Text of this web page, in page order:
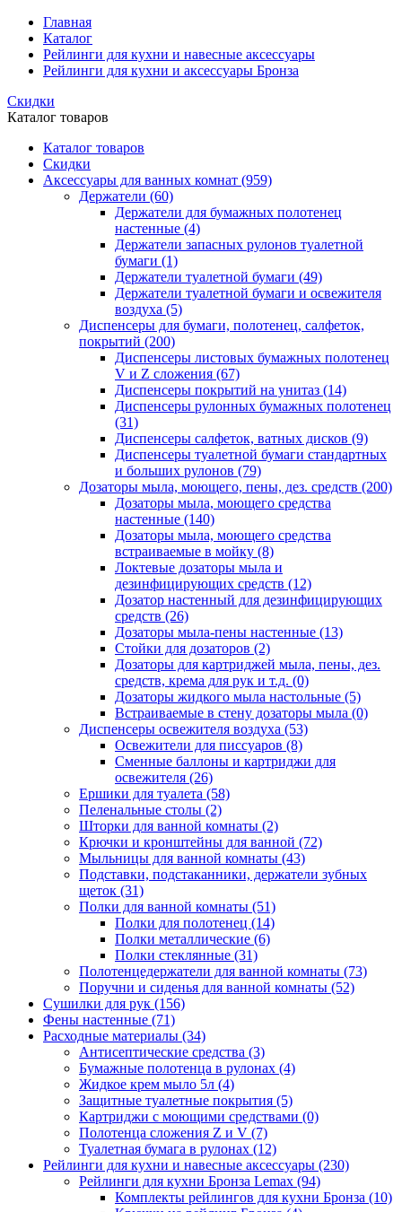
Главная
Каталог
Рейлинги для кухни и навесные аксессуары
Рейлинги для кухни и аксессуары Бронза
Скидки
Каталог товаров
Каталог товаров
Скидки
Аксессуары для ванных комнат (959)
Держатели (60)
Держатели для бумажных полотенец
настенные (4)
Держатели запасных рулонов туалетной
бумаги (1)
Держатели туалетной бумаги (49)
Держатели туалетной бумаги и освежителя
воздуха (5)
Диспенсеры для бумаги, полотенец, салфеток,
покрытий (200)
Диспенсеры листовых бумажных полотенец
V и Z сложения (67)
Диспенсеры покрытий на унитаз (14)
Диспенсеры рулонных бумажных полотенец
(31)
Диспенсеры салфеток, ватных дисков (9)
Диспенсеры туалетной бумаги стандартных
и больших рулонов (79)
Дозаторы мыла, моющего, пены, дез. средств (200)
Дозаторы мыла, моющего средства
настенные (140)
Дозаторы мыла, моющего средства
встраиваемые в мойку (8)
Локтевые дозаторы мыла и
дезинфицирующих средств (12)
Дозатор настенный для дезинфицирующих
средств (26)
Дозаторы мыла-пены настенные (13)
Стойки для дозаторов (2)
Дозаторы для картриджей мыла, пены, дез.
средств, крема для рук и т.д. (0)
Дозаторы жидкого мыла настольные (5)
Встраиваемые в стену дозаторы мыла (0)
Диспенсеры освежителя воздуха (53)
Освежители для писсуаров (8)
Сменные баллоны и картриджи для
освежителя (26)
Ершики для туалета (58)
Пеленальные столы (2)
Шторки для ванной комнаты (2)
Крючки и кронштейны для ванной (72)
Мыльницы для ванной комнаты (43)
Подставки, подстаканники, держатели зубных
щеток (31)
Полки для ванной комнаты (51)
Полки для полотенец (14)
Полки металлические (6)
Полки стеклянные (31)
Полотенцедержатели для ванной комнаты (73)
Поручни и сиденья для ванной комнаты (52)
Сушилки для рук (156)
Фены настенные (71)
Расходные материалы (34)
Антисептические средства (3)
Бумажные полотенца в рулонах (4)
Жидкое крем мыло 5л (4)
Защитные туалетные покрытия (5)
Картриджи с моющими средствами (0)
Полотенца сложения Z и V (7)
Туалетная бумага в рулонах (12)
Рейлинги для кухни и навесные аксессуары (230)
Рейлинги для кухни Бронза Lemax (94)
Комплекты рейлингов для кухни Бронза (10)